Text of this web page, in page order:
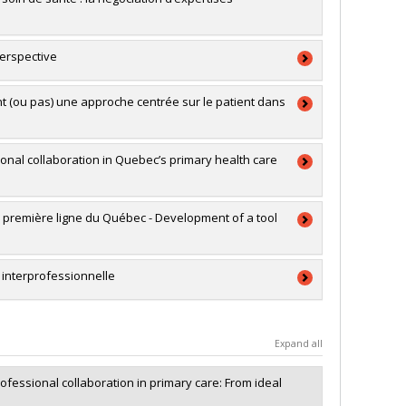
pas) une approche centrée sur le patient dans
collaboration in Quebec’s primary health care
ligne du Québec - Development of a tool
interprofessionnelle
Expand all
collaboration in primary care: From ideal